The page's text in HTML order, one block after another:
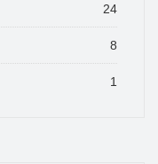
24
8
1